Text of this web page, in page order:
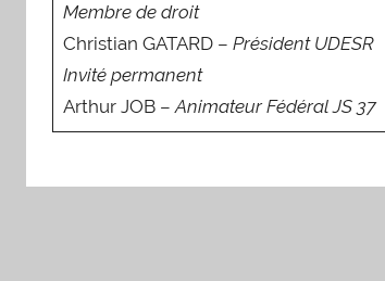
Membre de droit
Christian GATARD – Président UDESR
Invité permanent
Arthur JOB –Animateur Fédéral JS 37